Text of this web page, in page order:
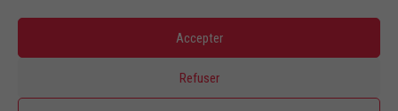
Accepter
Refuser
SUIVEZ-NOUS AUSSI SUR :
YOUTUBE